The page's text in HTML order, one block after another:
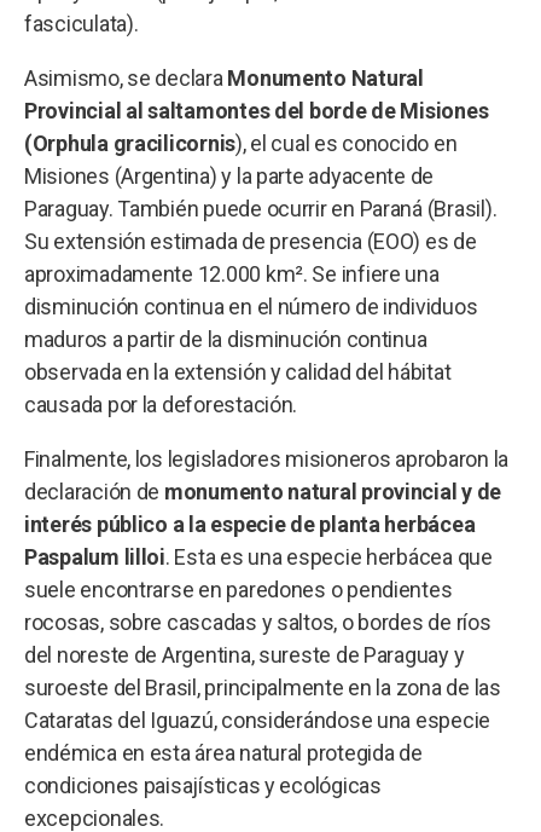
fasciculata).
Asimismo, se declara Monumento Natural
Provincial al saltamontes del borde de Misiones
(Orphula gracilicornis), el cual es conocido en
Misiones (Argentina) y la parte adyacente de
Paraguay. También puede ocurrir en Paraná (Brasil).
Su extensión estimada de presencia (EOO) es de
aproximadamente 12.000 km². Se infiere una
disminución continua en el número de individuos
maduros a partir de la disminución continua
observada en la extensión y calidad del hábitat
causada por la deforestación.
Finalmente, los legisladores misioneros aprobaron la
declaración de monumento natural provincial y de
interés público a la especie de planta herbácea
Paspalum lilloi. Esta es una especie herbácea que
suele encontrarse en paredones o pendientes
rocosas, sobre cascadas y saltos, o bordes de ríos
del noreste de Argentina, sureste de Paraguay y
suroeste del Brasil, principalmente en la zona de las
Cataratas del Iguazú, considerándose una especie
endémica en esta área natural protegida de
condiciones paisajísticas y ecológicas
excepcionales.